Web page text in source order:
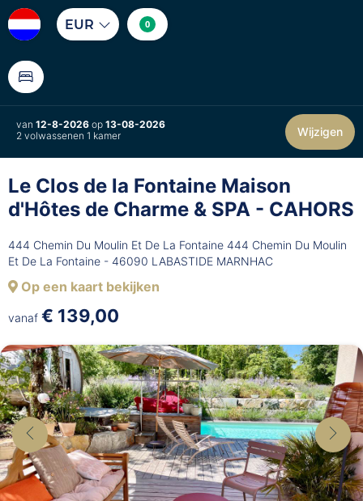
EUR 0
van 12-8-2026 op 13-08-2026
2 volwassenen 1 kamer
Wijzigen
Le Clos de la Fontaine Maison
d'Hôtes de Charme & SPA - CAHORS
444 Chemin Du Moulin Et De La Fontaine 444 Chemin Du Moulin
Et De La Fontaine - 46090 LABASTIDE MARNHAC
Op een kaart bekijken
vanaf € 139,00